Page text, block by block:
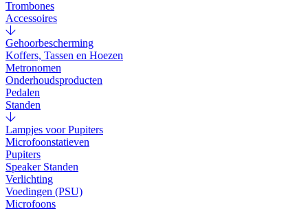
Trombones
Accessoires
Gehoorbescherming
Koffers, Tassen en Hoezen
Metronomen
Onderhoudsproducten
Pedalen
Standen
Lampjes voor Pupiters
Microfoonstatieven
Pupiters
Speaker Standen
Verlichting
Voedingen (PSU)
Microfoons